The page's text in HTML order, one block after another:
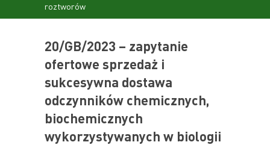
roztworów
20/GB/2023 – zapytanie
ofertowe sprzedaż i
sukcesywna dostawa
odczynników chemicznych,
biochemicznych
wykorzystywanych w biologii